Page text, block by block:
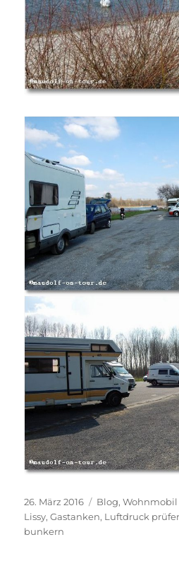
Veröffentlicht
am
26. März 2016 Kategorien
Blog,Wohnmobil
Lissy,Gastanken, Luftdruck
bunkern